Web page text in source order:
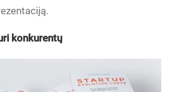
konkurentų